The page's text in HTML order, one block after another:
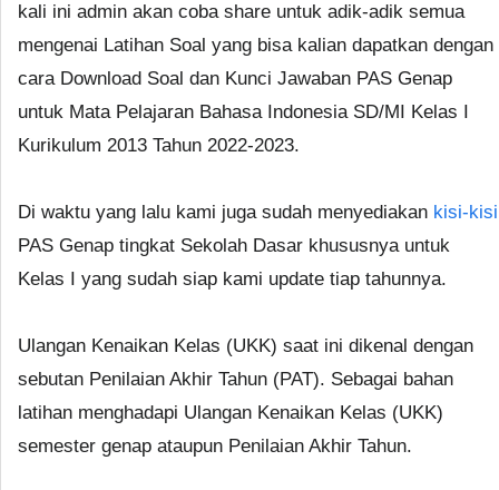
kali ini admin akan coba share untuk adik-adik semua
mengenai Latihan Soal yang bisa kalian dapatkan dengan
cara Download Soal dan Kunci Jawaban PAS Genap
untuk Mata Pelajaran Bahasa Indonesia SD/MI Kelas I
Kurikulum 2013 Tahun 2022-2023.
Di waktu yang lalu kami juga sudah menyediakan kisi-kisi
PAS Genap tingkat Sekolah Dasar khususnya untuk
Kelas I yang sudah siap kami update tiap tahunnya.
Ulangan Kenaikan Kelas (UKK) saat ini dikenal dengan
sebutan Penilaian Akhir Tahun (PAT). Sebagai bahan
latihan menghadapi Ulangan Kenaikan Kelas (UKK)
semester genap ataupun Penilaian Akhir Tahun.